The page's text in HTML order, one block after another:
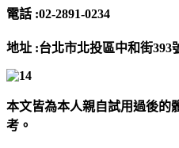
電話 :02-2891-0234
地址 :台北市北投區中和街393
本文皆為本人親自試用過後的
考。